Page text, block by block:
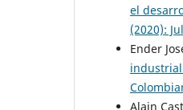
el
(2020):
Ender
Alain